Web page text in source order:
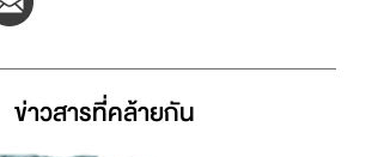
ข่าวสารที่่คล้ายกัน